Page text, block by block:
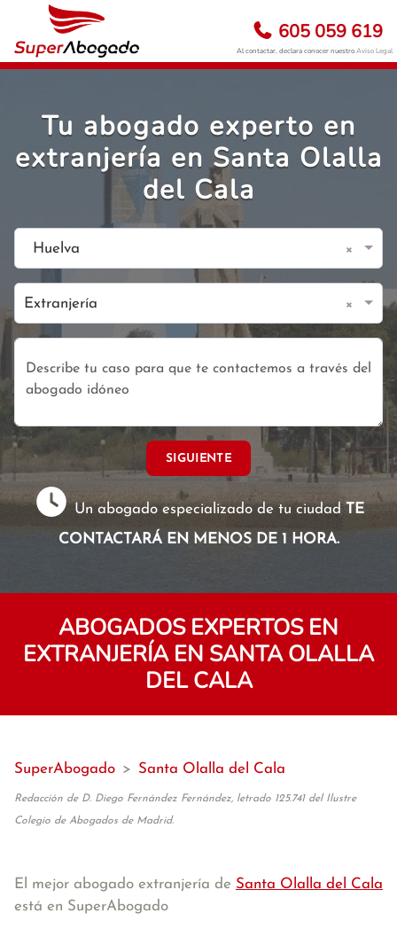
605 059 619
Al contactar, declara conocer nuestroAviso Legal
Tu abogado experto en
extranjería en Santa Olalla
del Cala
Huelva ×
Extranjería ×
SIGUIENTE
Un abogado especializado de tu ciudad TE
CONTACTARÁ EN MENOS DE 1 HORA.
ABOGADOS EXPERTOS EN
EXTRANJERÍA EN SANTA OLALLA
DEL CALA
SuperAbogado > Santa Olalla del Cala
Redacción de D. Diego Fernández Fernández, letrado 125.741 del Ilustre
Colegio de Abogados de Madrid.
El mejor abogado extranjería de Santa Olalla del Cala
está en SuperAbogado